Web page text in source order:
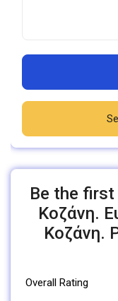
Be the first
Κοζάνη.
Κοζάνη.
Overall Rating